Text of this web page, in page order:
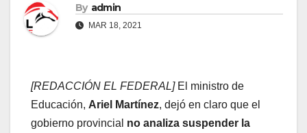
By admin
MAR 18, 2021
[REDACCIÓN EL FEDERAL]El ministro de
Educación, Ariel Martínez, dejó en claro que el
gobierno provincial no analiza suspender la